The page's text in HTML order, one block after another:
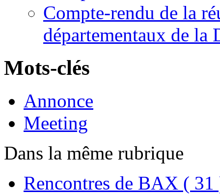
Compte-rendu de la
départementaux de la
Mots-clés
Annonce
Meeting
Dans la même rubrique
Rencontres de BAX ( 31